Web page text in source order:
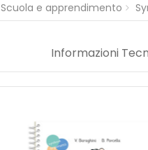
Scuola e apprendimento
Informazioni